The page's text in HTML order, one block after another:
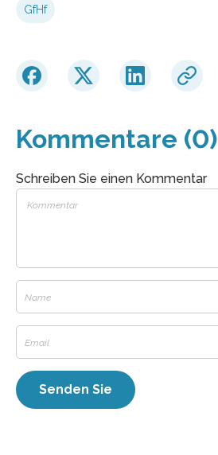
GfHf
Kommentare (0)
Schreiben Sie einen Kommentar